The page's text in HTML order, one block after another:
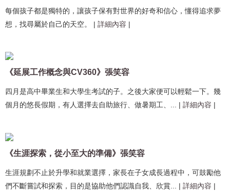
每個孩子都是獨特的，讓孩子保有對世界的好奇和信心，懂得追求夢
想，找尋屬於自己的天空。 | 詳細內容 |
《延展工作概念與CV360》張笑容
四月是高中畢業生和大學生考試的子。之後大家便可以輕鬆一下。幾
個月的悠長假期，有人選擇去自助旅行、做暑期工、... | 詳細內容 |
《生涯探索，從小至大的準備》張笑容
生涯規劃不止於升學和就業選擇，家長在子女成長過程中，可鼓勵他
們不斷嘗試和探索，目的是協助他們認識自我、欣賞... | 詳細內容 |